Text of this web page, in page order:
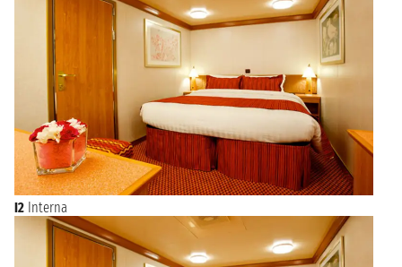
la vostra nave salpa da Trieste, non perdete l’occasione di
visitare questa città e i suoi principali monumenti come ad
esempio il Molo Audace. Da qui ammirate il mare prima di
dirigervi verso la Chiesa di Santa Maria Maggiore, costruita in
stile barocco. Imperdibile è il Colle di San Giusto e il famoso
Teatro Romano, che lascerà a bocca aperta tutti gli amanti
dell’archeologia.
I2 Interna